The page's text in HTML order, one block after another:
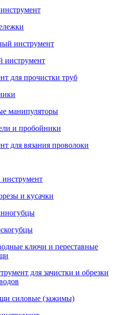
инструмент
инструмент
для прочистки труб
манипуляторы
и пробойники
для вязания проволоки
и кусачки
ключи и переставные
для зачистки и обрезки
силовые (зажимы)